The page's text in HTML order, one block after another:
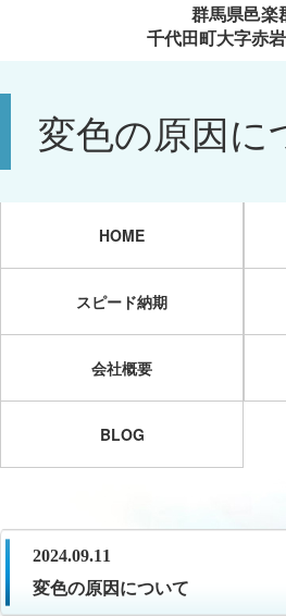
群馬県邑楽
千代田町大字赤
変色の原因に
HOME
スピード納期
会社概要
BLOG
2024.09.11
変色の原因について